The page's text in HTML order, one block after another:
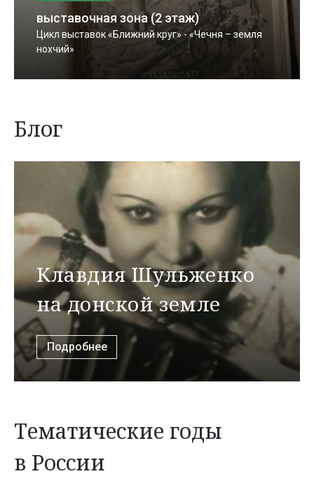
выставочная зона (2 этаж)
Цикл выставок «Ближний круг» - «Чечня – земля
нохчий»
Блог
Клавдия Шульженко
на донской земле
Подробнее
Тематические годы
в России